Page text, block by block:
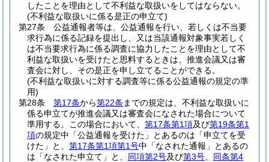
したことを理由として不利益な取扱いをしてはならない。
(不利益な取扱いに係る是正の申立て)
第27条
公益通報者等は、公益通報を行い、若しくは不当要
求行為に係る記録を提出し、又は当該通報対象事実若しく
は不当要求行為に係る調査に協力したことを理由として不
利益な取扱いを受けたと思料するときは、推進会議又は審
査会に対し、その是正を申し立てることができる。
(不利益な取扱いに対する調査等に係る公益通報の規定の準
用)
第28条
第17条から第22条 までの規定は、不利益な取扱いに
係る申立てが推進会議又は審査会になされた場合について
準用する。
この場合において、 第17条第1項及び第19条第1
項の規定中「公益通報を受けた」とあるのは「申立てを受
けた」と、 第17条第1項第1号中「なされた通報」とあるの
は「なされた申立て」と、 同項第2号及び第3号
同条第4